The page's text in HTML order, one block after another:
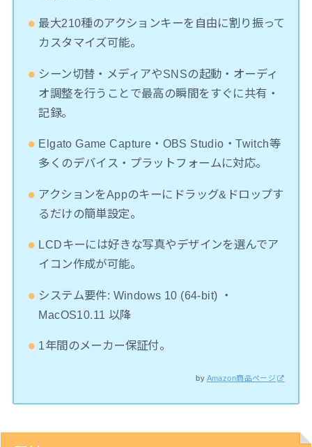
最大210種のアクションキーを自由に割り振って
カスタマイズ可能。
シーン切替・メディアやSNSの起動・オーディ
オ調整を行うことで最高の瞬間をすぐに共有・
記録。
Elgato Game Capture・OBS Studio・Twitch等
多くのデバイス・プラットフォームに対応。
アクションをAppのキーにドラッグ&ドロップす
るだけの簡単設定。
LCDキーには好きな写真やデザインを選んでア
イコン作成が可能。
システム要件: Windows 10 (64-bit) ・
MacOS10.11 以降
1年間のメーカー保証付。
by Amazon商品ページ